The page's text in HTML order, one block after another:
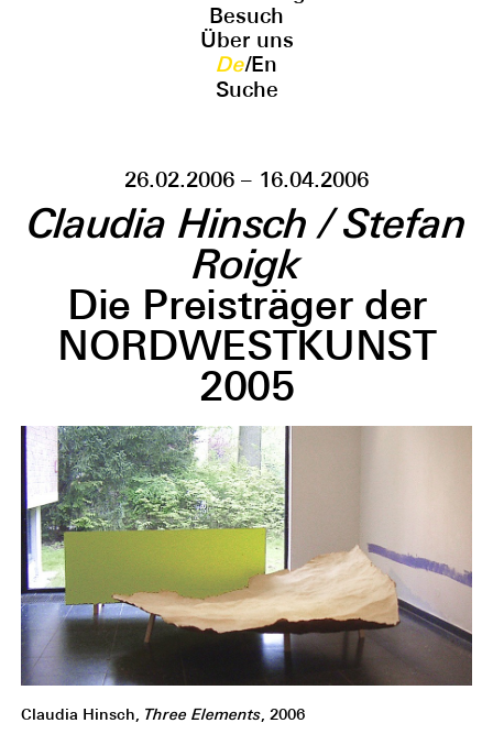
Besuch
Über uns
De/En
Suche
26.02.2006 – 16.04.2006
Claudia Hinsch / Stefan
Roigk
Die Preisträger der
NORDWESTKUNST
2005
Claudia Hinsch, Three Elements, 2006